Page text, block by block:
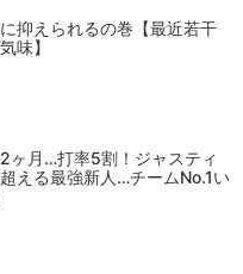
抑えられるの巻【最近若干
味】
ヶ月…打率5割！ジャスティ
える最強新人…チームNo.1い